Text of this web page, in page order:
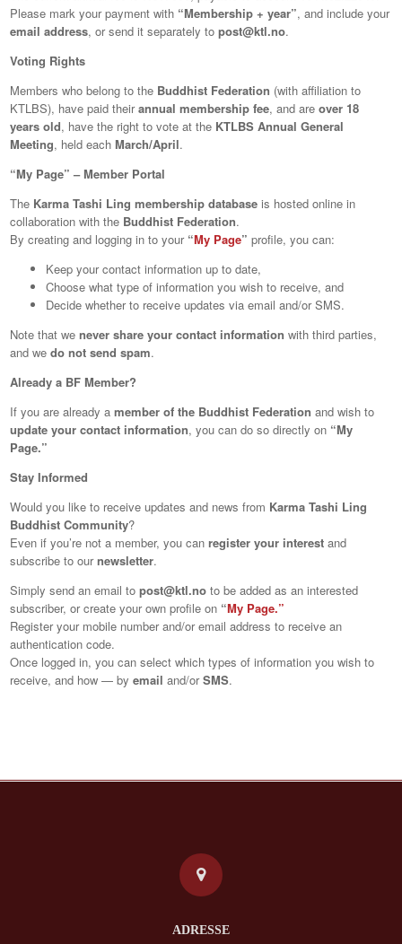
Please mark your payment with “Membership + year”, and include your
email address, or send it separately topost@ktl.no.
Voting Rights
Members who belong to the Buddhist Federation (with affiliation to
KTLBS), have paid theirannual membership fee, and areover 18
years old, have the right to vote at the KTLBS Annual General
Meeting, held each March/April.
“My Page” – Member Portal
The Karma Tashi Ling membership database is hosted online in
collaboration with the Buddhist Federation.
By creating and logging in to your “My Page” profile, you can:
Keep your contact information up to date,
Choose what type of information you wish to receive, and
Decide whether to receive updates via email and/or SMS.
Note that wenever share your contact information with third parties,
and wedo not send spam.
Already a BF Member?
If you are already amember of the Buddhist Federation and wish to
update your contact information, you can do so directly on “My
Page.”
Stay Informed
Would you like to receive updates and news from Karma Tashi Ling
Buddhist Community?
Even if you’re not a member, you canregister your interest and
subscribe to ournewsletter.
Simply send an email topost@ktl.no to be added as an interested
subscriber, or create your own profile on “My Page.”
Register your mobile number and/or email address to receive an
authentication code.
Once logged in, you can select which types of information you wish to
receive, and how — byemail and/orSMS.
ADRESSE